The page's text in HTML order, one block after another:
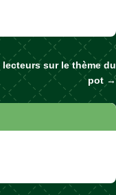
lecteurs sur le thème du
pot →